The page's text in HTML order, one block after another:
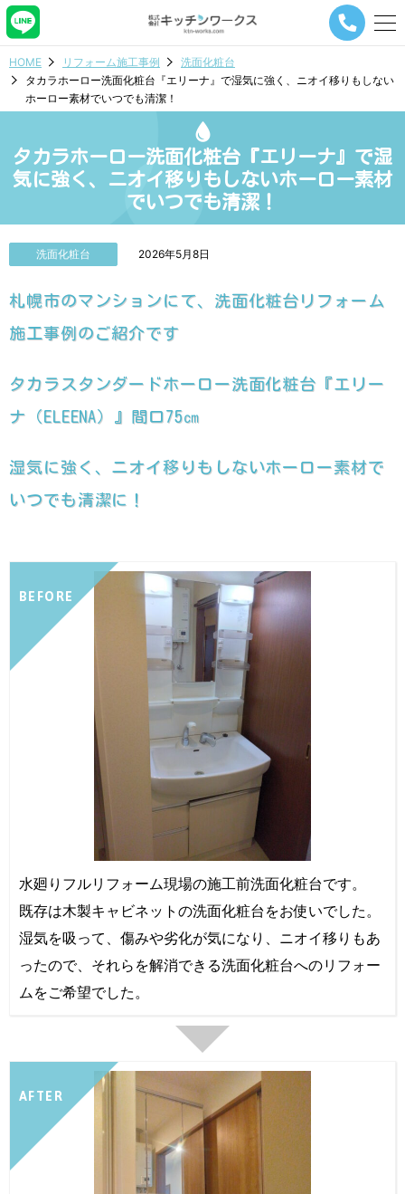
メ
ー
ビ
シ
ョ
ン
タ
HOME リフォーム施工事例
洗面化粧台
タカラホーロー洗面化粧台『エリーナ』で湿気に強く、ニオイ移りもしない
ホーロー素材でいつでも清潔！
タカラホーロー洗面化粧台『エリーナ』で湿
気に強く、ニオイ移りもしないホーロー素材
でいつでも清潔！
洗面化粧台 2026年5月8日
札幌市のマンションにて、洗面化粧台リフォーム
施工事例のご紹介です
タカラスタンダードホーロー洗面化粧台『エリー
ナ（ELEENA）』間口75㎝
湿気に強く、ニオイ移りもしないホーロー素材で
いつでも清潔に！
BEFORE
水廻りフルリフォーム現場の施工前洗面化粧台です。
既存は木製キャビネットの洗面化粧台をお使いでした。
湿気を吸って、傷みや劣化が気になり、ニオイ移りもあ
ったので、それらを解消できる洗面化粧台へのリフォー
ムをご希望でした。
AFTER